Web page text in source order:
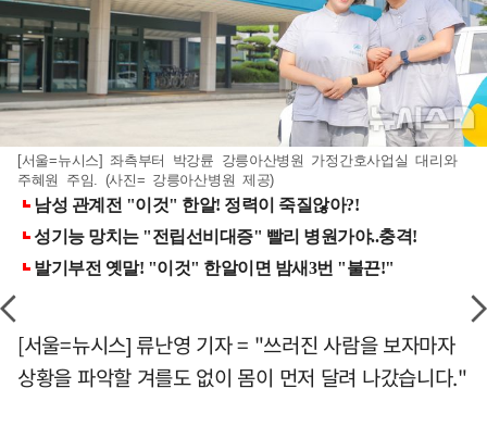
[서울=뉴시스] 좌측부터 박강륜 강릉아산병원 가정간호사업실 대리와
주혜원 주임. (사진= 강릉아산병원 제공)
[서울=뉴시스] 류난영 기자 = "쓰러진 사람을 보자마자
상황을 파악할 겨를도 없이 몸이 먼저 달려 나갔습니다."